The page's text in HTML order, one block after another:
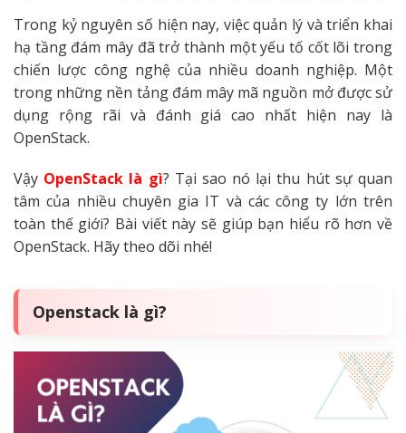
Trong kỷ nguyên số hiện nay, việc quản lý và triển khai
hạ tầng đám mây đã trở thành một yếu tố cốt lõi trong
chiến lược công nghệ của nhiều doanh nghiệp. Một
trong những nền tảng đám mây mã nguồn mở được sử
dụng rộng rãi và đánh giá cao nhất hiện nay là
OpenStack.
Vậy OpenStack là gì? Tại sao nó lại thu hút sự quan
tâm của nhiều chuyên gia IT và các công ty lớn trên
toàn thế giới? Bài viết này sẽ giúp bạn hiểu rõ hơn về
OpenStack. Hãy theo dõi nhé!
Openstack là gì?